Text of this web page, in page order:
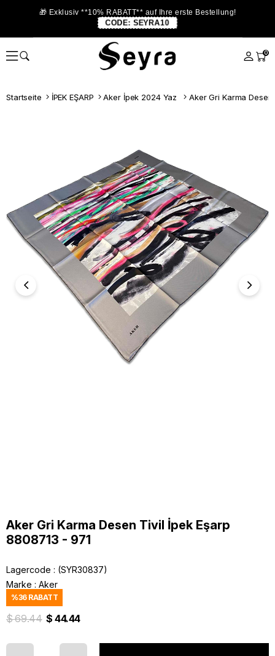
🎁 Exklusiv **10% RABATT** auf Ihre erste Bestellung!
CODE: SEYRA10
0
Startseite İPEK EŞARP Aker İpek 2024 Yaz Aker Gri Karma
Aker Gri Karma Desen Tivil İpek Eşarp
8808713 - 971
Lagercode
(SYR30837)
Marke : Aker
%36RABATT
$ 69.44 $ 44.44